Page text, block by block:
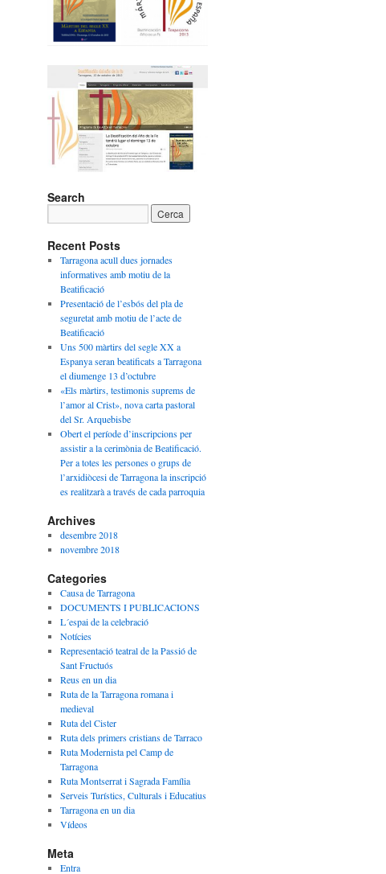
Search
Recent Posts
Tarragona acull dues jornades
informatives amb motiu de la
Beatificació
Presentació de l’esbós del pla de
seguretat amb motiu de l’acte de
Beatificació
Uns 500 màrtirs del segle XX a
Espanya seran beatificats a Tarragona
el diumenge 13 d’octubre
«Els màrtirs, testimonis suprems de
l’amor al Crist», nova carta pastoral
del Sr. Arquebisbe
Obert el període d’inscripcions per
assistir a la cerimònia de Beatificació.
Per a totes les persones o grups de
l’arxidiòcesi de Tarragona la inscripció
es realitzarà a través de cada parroquia
Archives
desembre 2018
novembre 2018
Categories
Causa de Tarragona
DOCUMENTS I PUBLICACIONS
L´espai de la celebració
Notícies
Representació teatral de la Passió de
Sant Fructuós
Reus en un dia
Ruta de la Tarragona romana i
medieval
Ruta del Cister
Ruta dels primers cristians de Tarraco
Ruta Modernista pel Camp de
Tarragona
Ruta Montserrat i Sagrada Família
Serveis Turístics, Culturals i Educatius
Tarragona en un dia
Vídeos
Meta
Entra